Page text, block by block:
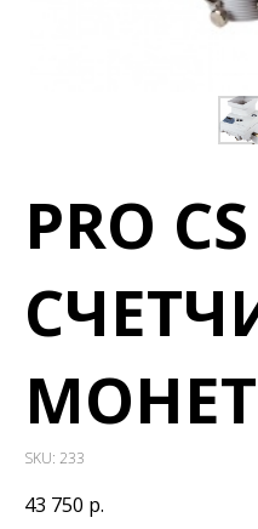
PRO
МОНЕТ
SKU: 233
43 750 р.